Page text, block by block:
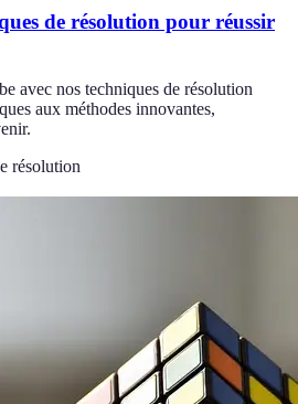
de résolution pour réussir
avec nos techniques de résolution
aux méthodes innovantes,
résolution